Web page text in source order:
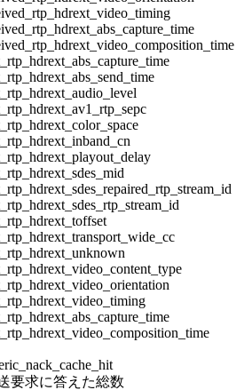
要求に答えた総数